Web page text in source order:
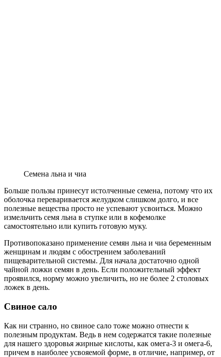
Семена льна и чиа
Больше пользы принесут истолченные семена, потому что их
оболочка переваривается желудком слишком долго, и все
полезные вещества просто не успевают усвоиться. Можно
измельчить семя льна в ступке или в кофемолке
самостоятельно или купить готовую муку.
Противопоказано применение семян льна и чиа беременным
женщинам и людям с обострением заболеваний
пищеварительной системы. Для начала достаточно одной
чайной ложки семян в день. Если положительный эффект
проявился, норму можно увеличить, но не более 2 столовых
ложек в день.
Свиное сало
Как ни странно, но свиное сало тоже можно отнести к
полезным продуктам. Ведь в нем содержатся такие полезные
для нашего здоровья жирные кислоты, как омега-3 и омега-6,
причем в наиболее усвояемой форме, в отличие, например, от